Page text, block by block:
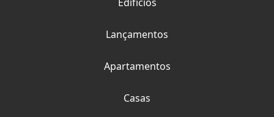
Lançamentos
Apartamentos
Casas